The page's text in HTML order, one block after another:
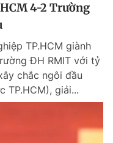
4-2 Trường
TP.HCM giành
ĐH RMIT với tỷ
chắc ngôi đầu
TP.HCM), giải...